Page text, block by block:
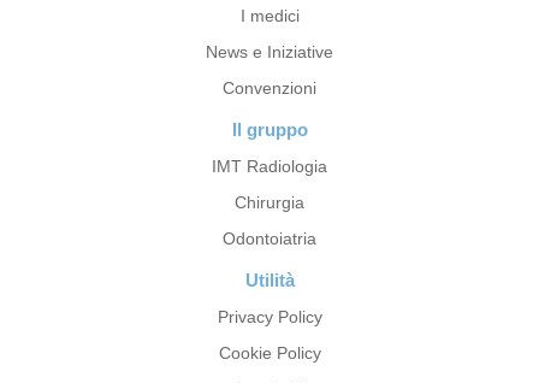
I medici
News e Iniziative
Convenzioni
Il gruppo
IMT Radiologia
Chirurgia
Odontoiatria
Utilità
Privacy Policy
Cookie Policy